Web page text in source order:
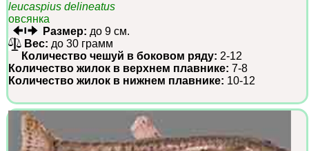
leucaspius delineatus
овсянка
Размер: до 9 см.
Вес: до 30 грамм
Количество чешуй в боковом ряду: 2-12
Количество жилок в верхнем плавнике: 7-8
Количество жилок в нижнем плавнике: 10-12